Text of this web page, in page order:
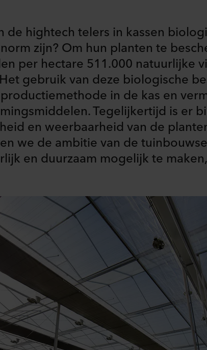
de hightech telers in kassen
zijn? Om hun planten te
per hectare 511.000 natuurlijke
gebruik van deze biologische
in de kas en
Tegelijkertijd is er
en weerbaarheid van de
we de ambitie van de
en duurzaam mogelijk te